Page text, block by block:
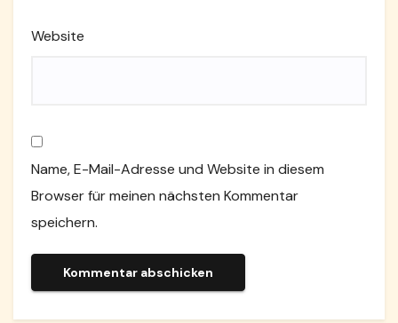
Website
Name, E-Mail-Adresse und Website in diesem
Browser für meinen nächsten Kommentar
speichern.